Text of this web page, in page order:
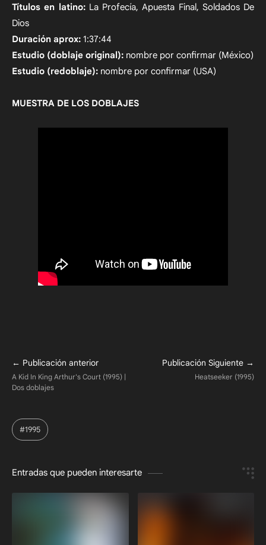
Títulos en latino:La Profecía, Apuesta Final, Soldados De
Dios
Duración aprox: 1:37:44
Estudio (doblaje original): nombre por confirmar (México)
Estudio (redoblaje): nombre por confirmar (USA)
MUESTRA DE LOS DOBLAJES
#1995
Entradas que pueden interesarte